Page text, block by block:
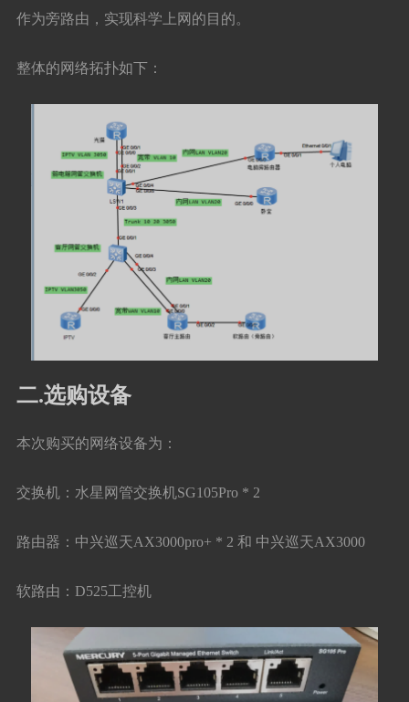
作为旁路由，实现科学上网的目的。
整体的网络拓扑如下：
二.选购设备
本次购买的网络设备为：
交换机：水星网管交换机SG105Pro * 2
路由器：中兴巡天AX3000pro+ * 2 和 中兴巡天AX3000
软路由：D525工控机